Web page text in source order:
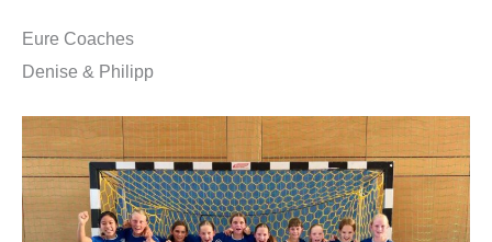
Eure Coaches
Denise & Philipp